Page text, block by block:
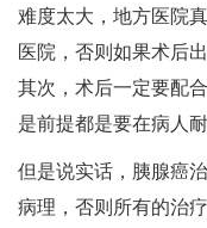
难度太大，地方医院
医院，否则如果术后
其次，术后一定要配
是前提都是要在病人
但是说实话，胰腺癌
病理，否则所有的治